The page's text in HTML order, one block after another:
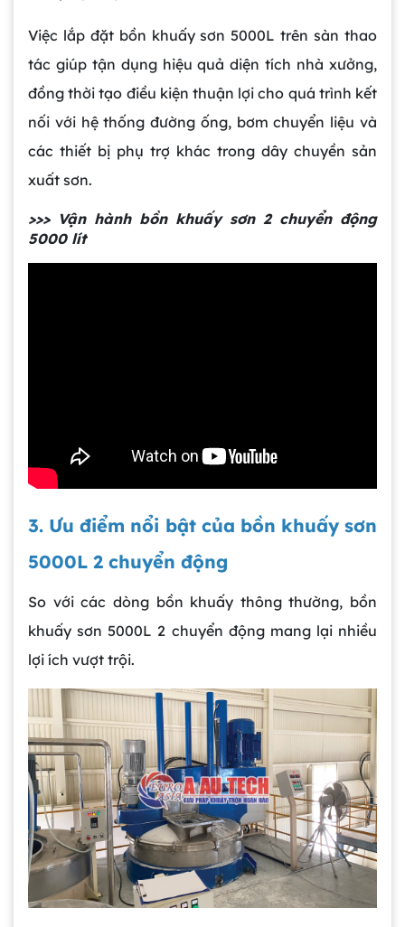
Việc lắp đặt bồn khuấy sơn 5000L trên sàn thao
tác giúp tận dụng hiệu quả diện tích nhà xưởng,
đồng thời tạo điều kiện thuận lợi cho quá trình kết
nối với hệ thống đường ống, bơm chuyển liệu và
các thiết bị phụ trợ khác trong dây chuyền sản
xuất sơn.
>>> Vận hành bồn khuấy sơn 2 chuyển động
5000 lít
3. Ưu điểm nổi bật của bồn khuấy sơn
5000L 2 chuyển động
So với các dòng bồn khuấy thông thường, bồn
khuấy sơn 5000L 2 chuyển động mang lại nhiều
lợi ích vượt trội.